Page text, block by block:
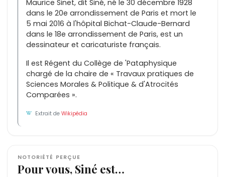
Maurice Sinet, dit Siné, né le 30 décembre 1928
dans le 20e arrondissement de Paris et mort le
5 mai 2016 à l'hôpital Bichat-Claude-Bernard
dans le 18e arrondissement de Paris, est un
dessinateur et caricaturiste français.
Il est Régent du Collège de 'Pataphysique
chargé de la chaire de « Travaux pratiques de
Sciences Morales & Politique & d'Atrocités
Comparées ».
Extrait deWikipédia
NOTORIÉTÉ PERÇUE
Pour vous, Siné est…